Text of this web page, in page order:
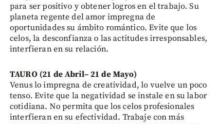
para ser positivo y obtener logros en el trabajo. Su
planeta regente del amor impregna de
oportunidades su ámbito romántico. Evite que los
celos, la desconfianza o las actitudes irresponsables,
interfieran en su relación.
TAURO (21 de Abril– 21 de Mayo)
Venus lo impregna de creatividad, lo vuelve un poco
tenso. Evite que la negatividad se instale en su labor
cotidiana. No permita que los celos profesionales
interfieran en su efectividad. Trabaje con más